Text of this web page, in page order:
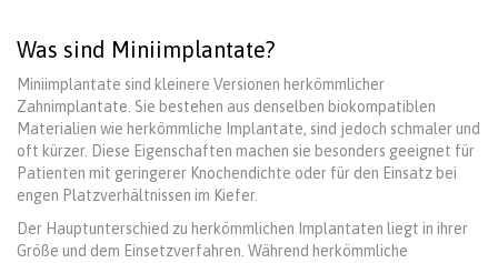
Was sind Miniimplantate?
Miniimplantate sind kleinere Versionen herkömmlicher
Zahnimplantate. Sie bestehen aus denselben biokompatiblen
Materialien wie herkömmliche Implantate, sind jedoch schmaler und
oft kürzer. Diese Eigenschaften machen sie besonders geeignet für
Patienten mit geringerer Knochendichte oder für den Einsatz bei
engen Platzverhältnissen im Kiefer.
Der Hauptunterschied zu herkömmlichen Implantaten liegt in ihrer
Größe und dem Einsetzverfahren. Während herkömmliche